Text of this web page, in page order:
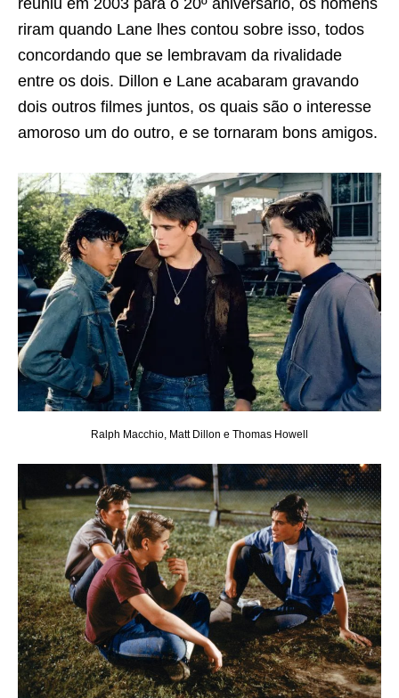
riram quando Lane lhes contou sobre isso, todos
concordando que se lembravam da rivalidade
entre os dois. Dillon e Lane acabaram gravando
dois outros filmes juntos, os quais são o interesse
amoroso um do outro, e se tornaram bons amigos.
Ralph Macchio, Matt Dillon e Thomas Howell